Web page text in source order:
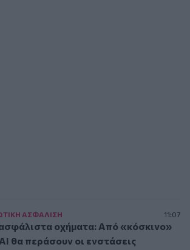
ΑΣΦAΛΙΣΗ 11:07
οχήματα: Από «κόσκινο»
θα περάσουν οι ενστάσεις